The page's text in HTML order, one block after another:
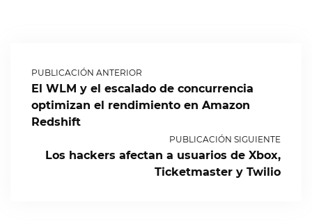
PUBLICACIÓN ANTERIOR
El WLM y el escalado de concurrencia
optimizan el rendimiento en Amazon
Redshift
PUBLICACIÓN SIGUIENTE
Los hackers afectan a usuarios de Xbox,
Ticketmaster y Twilio